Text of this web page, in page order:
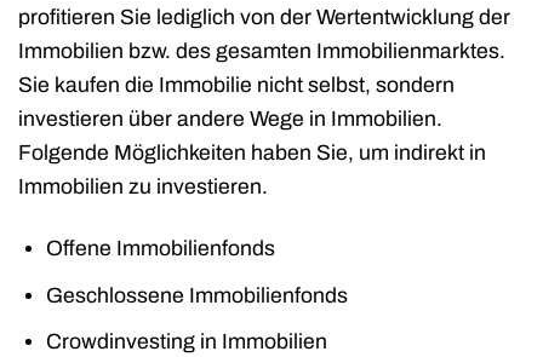
profitieren Sie lediglich von der Wertentwicklung der
Immobilien bzw. des gesamten Immobilienmarktes.
Sie kaufen die Immobilie nicht selbst, sondern
investieren über andere Wege in Immobilien.
Folgende Möglichkeiten haben Sie, um indirekt in
Immobilien zu investieren.
Offene Immobilienfonds
Geschlossene Immobilienfonds
Crowdinvesting in Immobilien